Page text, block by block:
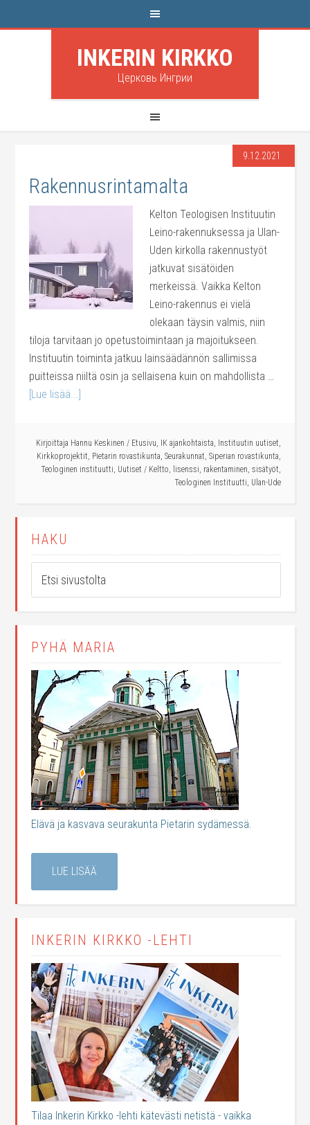
INKERIN KIRKKO
Церковь Ингрии
9.12.2021
Rakennusrintamalta
Kelton Teologisen Instituutin
Leino-rakennuksessa ja Ulan-
Uden kirkolla rakennustyöt
jatkuvat sisätöiden
merkeissä. Vaikka Kelton
Leino-rakennus ei vielä
olekaan täysin valmis, niin
tiloja tarvitaan jo opetustoimintaan ja majoitukseen.
Instituutin toiminta jatkuu lainsäädännön sallimissa
puitteissa niiltä osin ja sellaisena kuin on mahdollista …
[Lue lisää...]
Kirjoittaja Hannu Keskinen / Etusivu, IK ajankohtaista, Instituutin uutiset,
Kirkkoprojektit, Pietarin rovastikunta, Seurakunnat, Siperian rovastikunta,
Teologinen instituutti, Uutiset / Keltto, lisenssi, rakentaminen, sisätyöt,
Teologinen Instituutti, Ulan-Ude
HAKU
PYHÄ MARIA
Elävä ja kasvava seurakunta Pietarin sydämessä.
LUE LISÄÄ
INKERIN KIRKKO -LEHTI
Tilaa Inkerin Kirkko -lehti kätevästi netistä - vaikka